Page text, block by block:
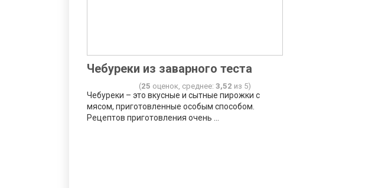
Чебуреки из заварного теста
(25 оценок, среднее: 3,52 из 5)
Чебуреки – это вкусные и сытные пирожки с
мясом, приготовленные особым способом.
Рецептов приготовления очень ...